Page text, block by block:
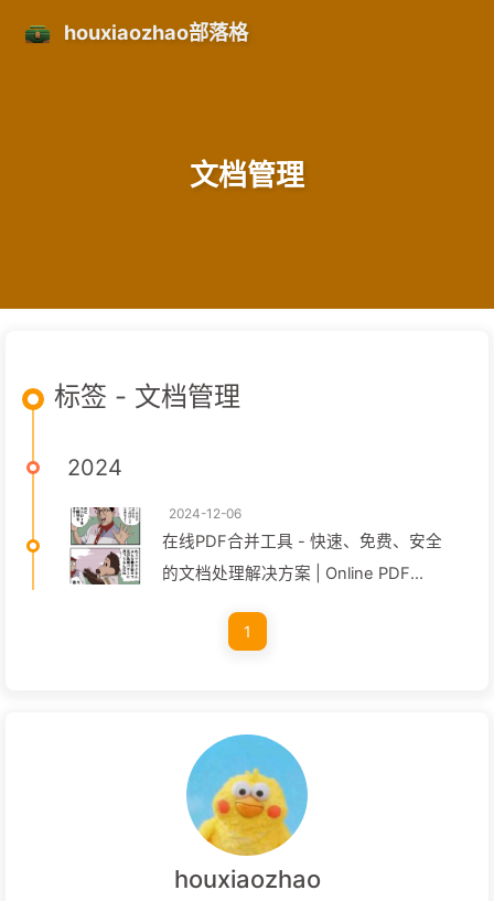
houxiaozhao部落格
文档管理
标签 - 文档管理
2024
2024-12-06
在线PDF合并工具 - 快速、免费、安全
的文档处理解决方案 | Online PDF
1
houxiaozhao